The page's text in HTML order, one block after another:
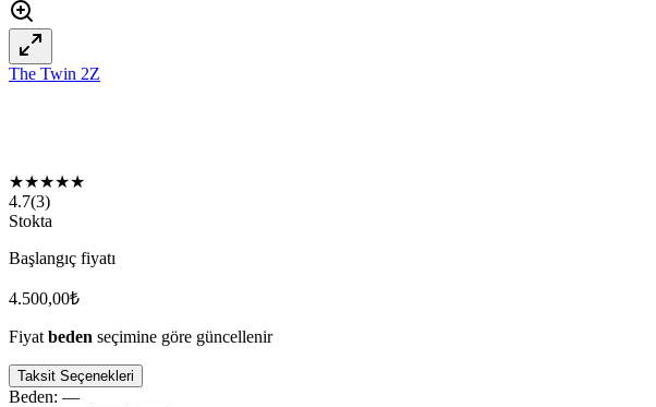
The Twin 2Z
★★★★★
4.7(3)
Stokta
Başlangıç fiyatı
4.500,00₺
Fiyat beden seçimine göre güncellenir
Taksit Seçenekleri
Beden: —